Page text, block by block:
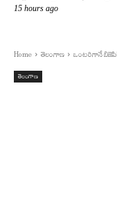
15 hours ago